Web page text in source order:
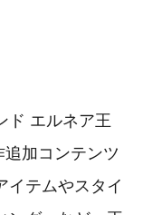
ド エルネア王
加コンテンツ
イテムやスタイ